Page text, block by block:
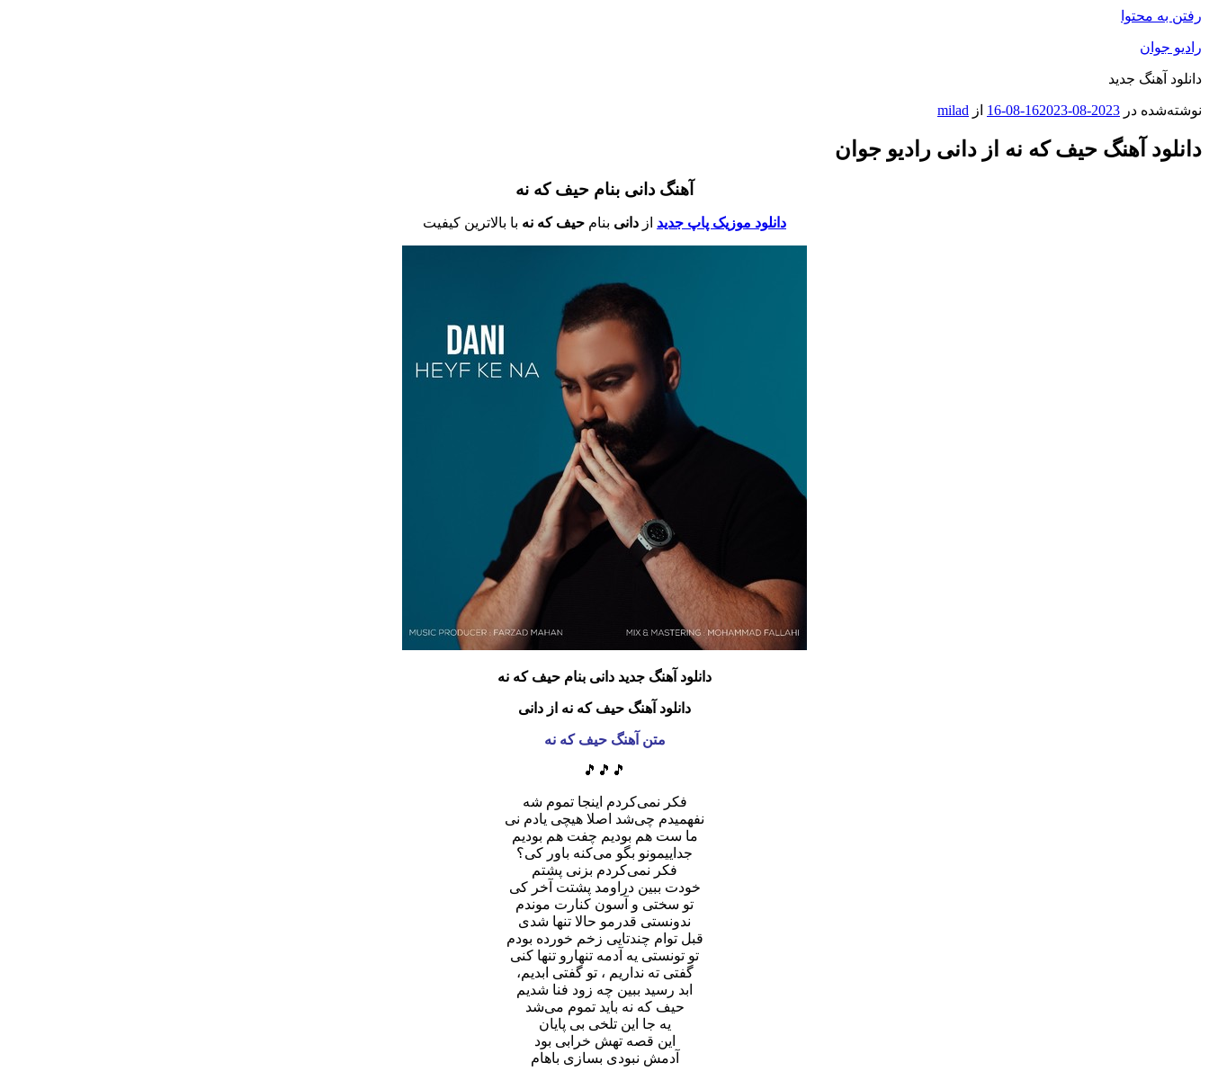
رفتن به محتوا
رادیو جوان
دانلود آهنگ جدید
نوشته‌شده در 2023-08-16
2023-08-16 از milad
دانلود آهنگ حیف که نه از دانی رادیو جوان
آهنگ دانی بنام حیف که نه
دانلود موزیک پاپ جدید از دانی بنام حیف که نه با بالاترین کیفیت
دانلود آهنگ جدید دانی بنام حیف که نه
دانلود آهنگ حیف که نه از دانی
متن آهنگ حیف که نه
🎵🎵🎵
فکر نمی‌کردم اینجا تموم شه
نفهمیدم چی‌شد اصلا هیچی یادم نی
ما ست هم بودیم چفت هم بودیم
جداییمونو بگو می‌کنه باور کی؟
فکر نمی‌کردم بزنی پشتم
خودت ببین دراومد پشتت آخر کی
تو سختی و آسون کنارت موندم
ندونستی قدرمو حالا تنها شدی
قبل توام چندتایی زخم خورده بودم
تو تونستی یه آدمه تنهارو تنها کنی
گفتی ته نداریم ، تو گفتی ابدیم،
ابد رسید ببین چه زود فنا شدیم
حیف که نه باید تموم می‌شد
یه جا‌ این تلخی بی پایان
این قصه تهش خرابی بود
آدمش نبودی بسازی باهام